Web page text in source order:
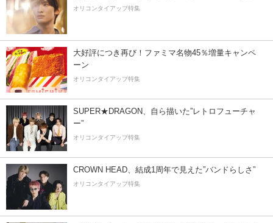
オリコンタイアップ特集
大好評につき再び！ファミマ名物45％増量キャンペ
ーン
オリコンタイアップ特集
SUPER★DRAGON、自ら描いた”レトロフューチャ
ー”
オリコンタイアップ特集
CROWN HEAD、結成1周年で見えた”バンドらしさ”
オリコンタイアップ特集